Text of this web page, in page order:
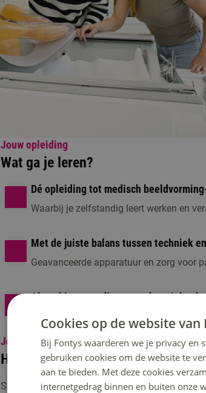
Jouw opleiding
Wat ga je leren?
Dé opleiding tot medisch
Waarbij je zelfstandig leert werken en
Met de juiste balans tussen techniek
Geavanceerde apparatuur en zorg voor
Al snel in vaste dienst van het
Praktijkervaring én een salaris terwijl je
Jouw opleiding
Hoe zien de komende 4 jaar eruit?
Studeren terwijl je werkt, is pittig. De duale
Cookies op de website van
Bij Fontys waarderen we je privacy en
gebruiken cookies om de website te
aan te bieden. Met deze cookies
internetgedrag binnen en buiten onze